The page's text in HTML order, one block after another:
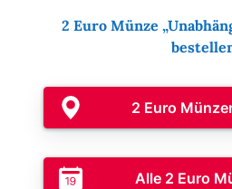
2 Euro Münze
2 Euro
Alle 2 Euro